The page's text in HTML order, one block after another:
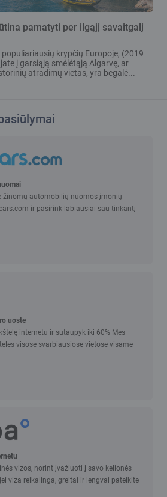
pamatyti per ilgąjį savaitgalį
krypčių Europoje, (2019
į garsiąją smėlėtąją Algarvę, ar
atradimų vietas, yra begalė...
žinomų automobilių nuomos įmonių
ir pasirink labiausiai sau tinkantį
uoste
internetu ir sutaupyk iki 60% Mes
visose svarbiausiose vietose visame
vizos, norint įvažiuoti į savo kelionės
viza reikalinga, greitai ir lengvai pateikite